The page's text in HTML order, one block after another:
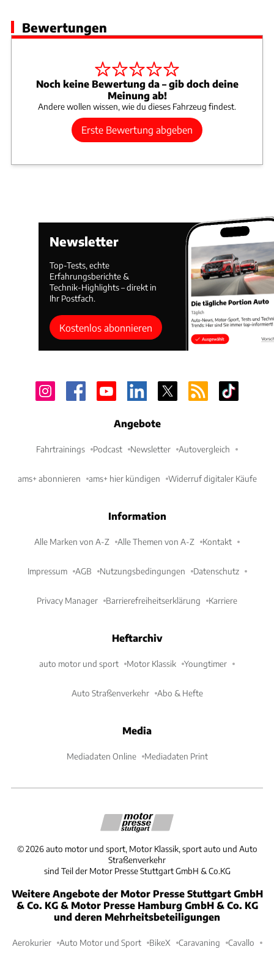
Bewertungen
Noch keine Bewertung da – gib doch deine
Meinung ab!
Andere wollen wissen, wie du dieses Fahrzeug findest.
Erste Bewertung abgeben
Newsletter
Top-Tests, echte
Erfahrungsberichte &
Technik-Highlights – direkt in
Ihr Postfach.
Kostenlos abonnieren
Angebote
Fahrtrainings Podcast Newsletter Autovergleich
ams+ abonnieren ams+ hier kündigen Widerruf digitaler Käufe
Information
Alle Marken von A-Z Alle Themen von A-Z Kontakt
Impressum AGB Nutzungsbedingungen Datenschutz
Privacy Manager Barrierefreiheitserklärung Karriere
Heftarchiv
auto motor und sport Motor Klassik Youngtimer
Auto Straßenverkehr Abo & Hefte
Media
Mediadaten Online Mediadaten Print
©2026 auto motor und sport, Motor Klassik, sport auto und Auto
Straßenverkehr
sind Teil der Motor Presse Stuttgart GmbH & Co.KG
Weitere Angebote der Motor Presse Stuttgart GmbH
& Co. KG & Motor Presse Hamburg GmbH & Co. KG
und deren Mehrheitsbeteiligungen
Aerokurier Auto Motor und Sport BikeX Caravaning Cavallo